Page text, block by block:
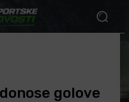
golove